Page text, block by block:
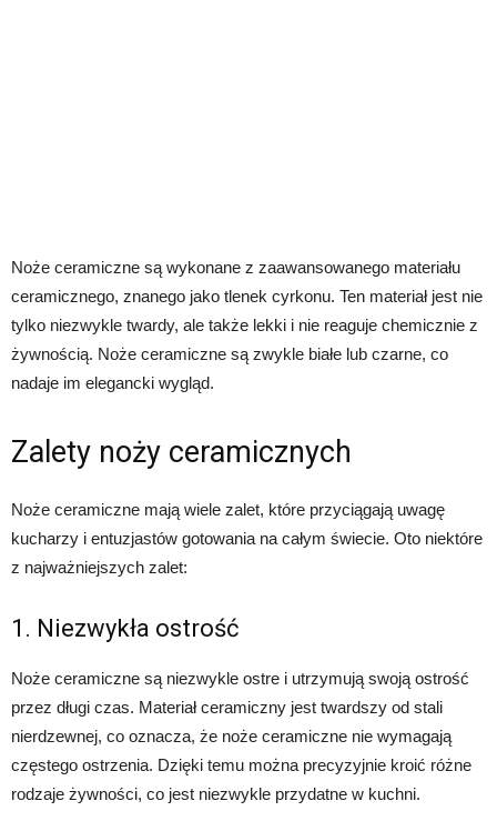
Noże ceramiczne są wykonane z zaawansowanego materiału
ceramicznego, znanego jako tlenek cyrkonu. Ten materiał jest nie
tylko niezwykle twardy, ale także lekki i nie reaguje chemicznie z
żywnością. Noże ceramiczne są zwykle białe lub czarne, co
nadaje im elegancki wygląd.
Zalety noży ceramicznych
Noże ceramiczne mają wiele zalet, które przyciągają uwagę
kucharzy i entuzjastów gotowania na całym świecie. Oto niektóre
z najważniejszych zalet:
1. Niezwykła ostrość
Noże ceramiczne są niezwykle ostre i utrzymują swoją ostrość
przez długi czas. Materiał ceramiczny jest twardszy od stali
nierdzewnej, co oznacza, że noże ceramiczne nie wymagają
częstego ostrzenia. Dzięki temu można precyzyjnie kroić różne
rodzaje żywności, co jest niezwykle przydatne w kuchni.